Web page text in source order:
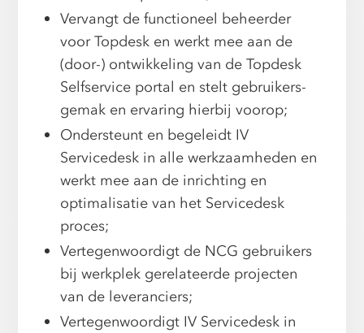
Vervangt de functioneel beheerder
voor Topdesk en werkt mee aan de
(door-) ontwikkeling van de Topdesk
Selfservice portal en stelt gebruikers-
gemak en ervaring hierbij voorop;
Ondersteunt en begeleidt IV
Servicedesk in alle werkzaamheden en
werkt mee aan de inrichting en
optimalisatie van het Servicedesk
proces;
Vertegenwoordigt de NCG gebruikers
bij werkplek gerelateerde projecten
van de leveranciers;
Vertegenwoordigt IV Servicedesk in